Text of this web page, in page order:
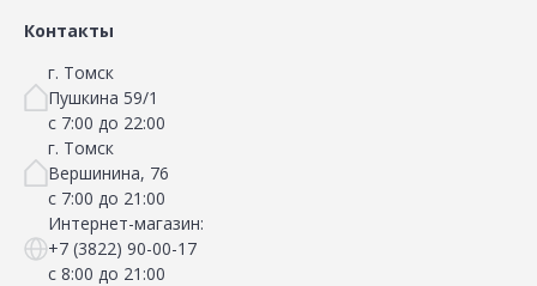
Контакты
г. Томск
Пушкина 59/1
с 7:00 до 22:00
г. Томск
Вершинина, 76
с 7:00 до 21:00
Интернет-магазин:
+7 (3822) 90-00-17
с 8:00 до 21:00